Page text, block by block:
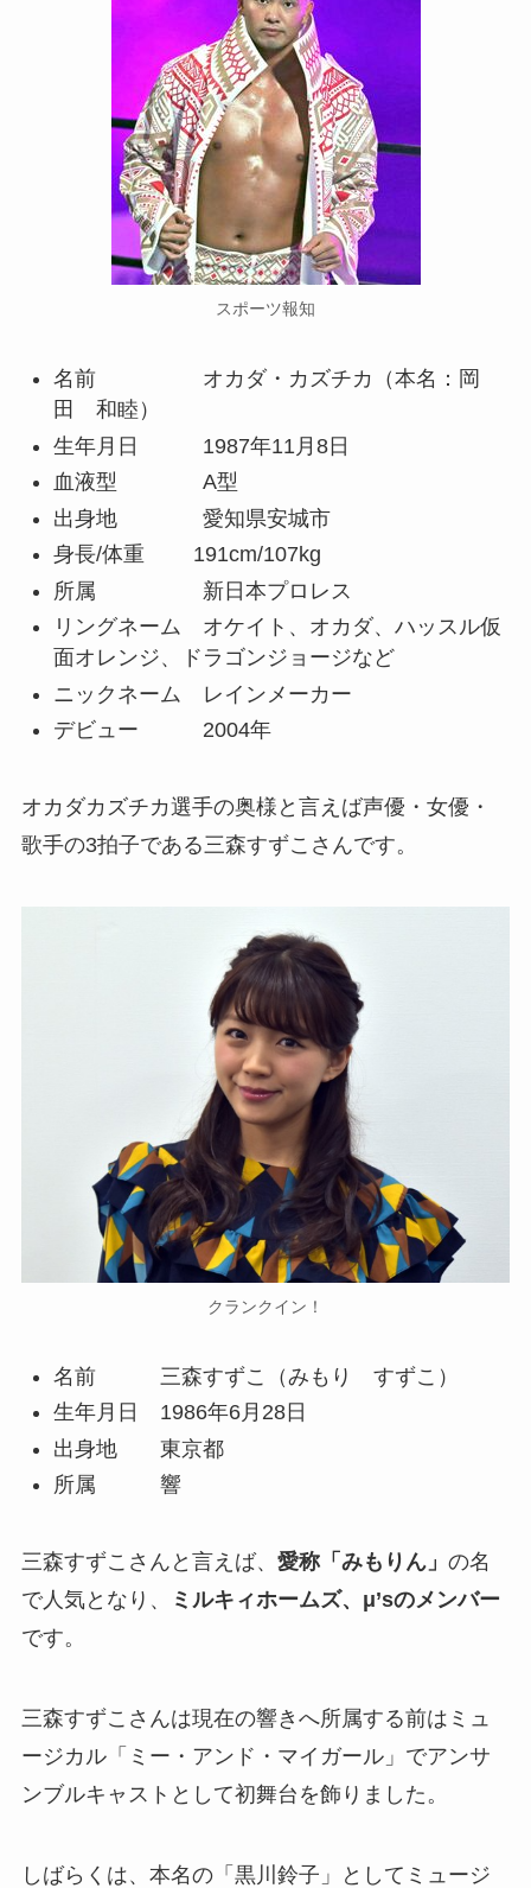
スポーツ報知
名前 オカダ・カズチカ（本名：岡
田 和睦）
生年月日 1987年11月8日
血液型 A型
出身地 愛知県安城市
身長/体重 191cm/107kg
所属 新日本プロレス
リングネーム オケイト、オカダ、ハッスル仮
面オレンジ、ドラゴンジョージなど
ニックネーム レインメーカー
デビュー 2004年
オカダカズチカ選手の奥様と言えば声優・女優・
歌手の3拍子である三森すずこさんです。
クランクイン！
名前 三森すずこ（みもり すずこ）
生年月日 1986年6月28日
出身地 東京都
所属 響
三森すずこさんと言えば、 愛称「みもりん」 の名
で人気となり、
ミルキィホームズ、μ’sのメンバー
です。
三森すずこさんは現在の響きへ所属する前はミュ
ージカル「ミー・アンド・マイガール」でアンサ
ンブルキャストとして初舞台を飾りました。
しばらくは、本名の「黒川鈴子」としてミュージ